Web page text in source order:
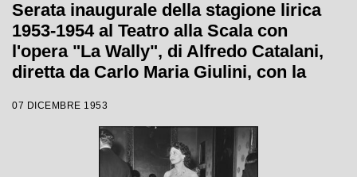
Serata inaugurale della stagione lirica
1953-1954 al Teatro alla Scala con
l'opera "La Wally", di Alfredo Catalani,
diretta da Carlo Maria Giulini, con la
07 DICEMBRE 1953